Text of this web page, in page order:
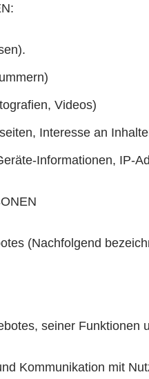
Videos)
Interesse an
Informationen, IP-
(Nachfolgend
seiner Funktionen
Kommunikation mit